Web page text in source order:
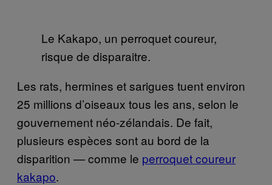
Le Kakapo, un perroquet coureur,
risque de disparaitre.
Les rats, hermines et sarigues tuent environ
25 millions d’oiseaux tous les ans, selon le
gouvernement néo-zélandais. De fait,
plusieurs espèces sont au bord de la
disparition — comme le perroquet coureur
kakapo.